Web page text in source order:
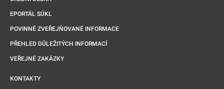
EPORTÁL SÚKL
POVINNĚ ZVEŘEJŇOVANÉ INFORMACE
PŘEHLED DŮLEŽITÝCH INFORMACÍ
VEŘEJNÉ ZAKÁZKY
KONTAKTY